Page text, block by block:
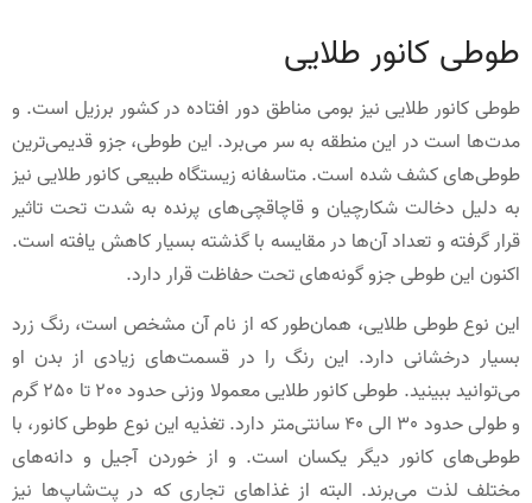
طوطی کانور طلایی
طوطی کانور طلایی نیز بومی مناطق دور افتاده در کشور برزیل است. و
مدت‌ها است در این منطقه به سر می‌برد. این طوطی، جزو قدیمی‌ترین
طوطی‌های کشف شده است. متاسفانه زیستگاه طبیعی کانور طلایی نیز
به دلیل دخالت شکارچیان و قاچاقچی‌های پرنده به شدت تحت تاثیر
قرار گرفته و تعداد آن‌ها در مقایسه با گذشته بسیار کاهش یافته است.
اکنون این طوطی جزو گونه‌های تحت حفاظت قرار دارد.
این نوع طوطی طلایی، همان‌طور که از نام آن مشخص است، رنگ زرد
بسیار درخشانی دارد. این رنگ را در قسمت‌های زیادی از بدن او
می‌توانید ببینید. طوطی کانور طلایی معمولا وزنی حدود 200 تا 250 گرم
و طولی حدود 30 الی 40 سانتی‌متر دارد. تغذیه این نوع طوطی کانور، با
طوطی‌های کانور دیگر یکسان است. و از خوردن آجیل و دانه‌های
مختلف لذت می‌برند. البته از غذاهای تجاری که در پت‌شاپ‌ها نیز